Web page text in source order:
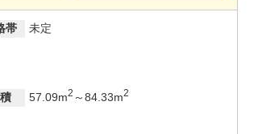
帯
未定
57.09m2 ～84.33m2